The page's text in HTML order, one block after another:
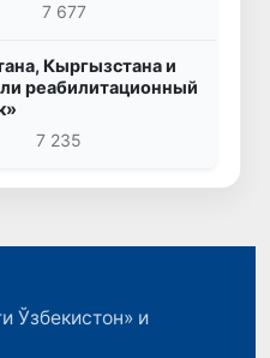
7 677
Кыргызстана и
реабилитационный
7 235
Ўзбекистон» и